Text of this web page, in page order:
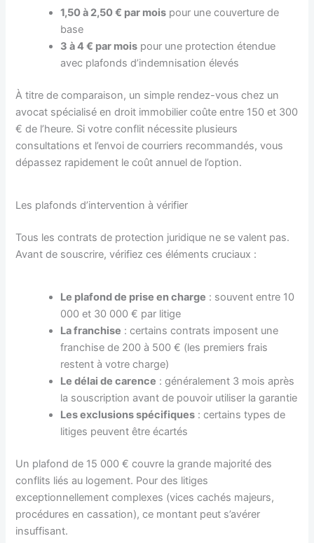
1,50 à 2,50 € par mois pour une couverture de
base
3 à 4 € par mois pour une protection étendue
avec plafonds d’indemnisation élevés
À titre de comparaison, un simple rendez-vous chez un
avocat spécialisé en droit immobilier coûte entre 150 et 300
€ de l’heure. Si votre conflit nécessite plusieurs
consultations et l’envoi de courriers recommandés, vous
dépassez rapidement le coût annuel de l’option.
Les plafonds d’intervention à vérifier
Tous les contrats de protection juridique ne se valent pas.
Avant de souscrire, vérifiez ces éléments cruciaux :
Le plafond de prise en charge : souvent entre 10
000 et 30 000 € par litige
La franchise : certains contrats imposent une
franchise de 200 à 500 € (les premiers frais
restent à votre charge)
Le délai de carence : généralement 3 mois après
la souscription avant de pouvoir utiliser la garantie
Les exclusions spécifiques : certains types de
litiges peuvent être écartés
Un plafond de 15 000 € couvre la grande majorité des
conflits liés au logement. Pour des litiges
exceptionnellement complexes (vices cachés majeurs,
procédures en cassation), ce montant peut s’avérer
insuffisant.